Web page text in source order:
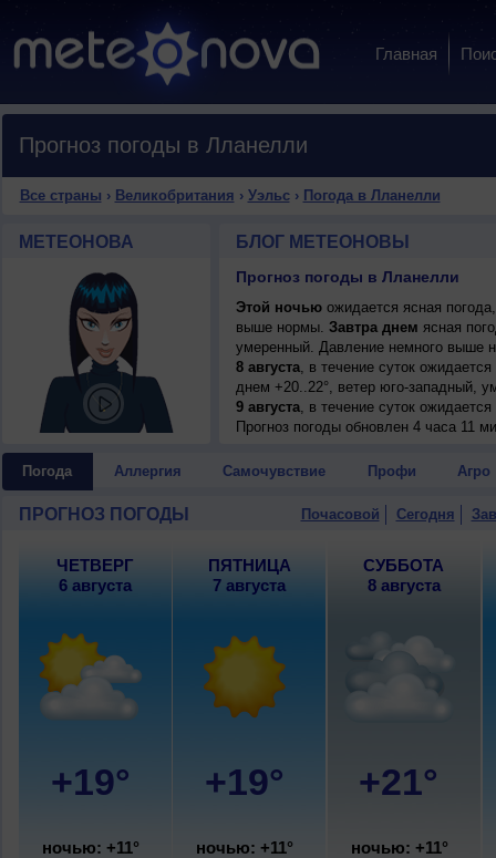
Главная
Прогноз погоды в Лланелли
Все страны › Великобритания › Уэльс› Погода в Лланелли
МЕТЕОНОВА БЛОГ МЕТЕОНОВЫ
Прогноз погоды в Лланелли
Этой ночьюожидается ясная
выше нормы. Завтра днем ясная
умеренный. Давление немного выше
8 августа, в течение суток
днем +20..22°, ветер юго-западный,
9 августа, в течение суток
+22..24°, ветер юго-западный,
западный, умеренный.
Прогноз погоды обновлен 4 часа 11
Погода Аллергия Самочувствие Профи Агро
ПРОГНОЗ ПОГОДЫ Почасовой Сегодня
ЧЕТВЕРГ
6 августа
+19°
ночью: +11°
ПЯТНИЦА
7 августа
+19°
ночью: +11°
СУББОТА
8 августа
+21°
ночью: +11°